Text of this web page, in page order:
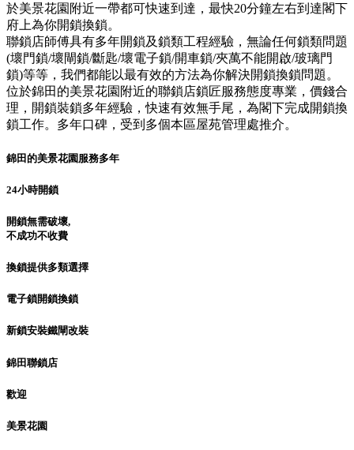
於美景花園附近一帶都可快速到達，最快20分鐘左右到達閣下
府上為你開鎖換鎖。
聯鎖店師傅具有多年開鎖及鎖類工程經驗，無論任何鎖類問題
(壞門鎖/壞閘鎖/斷匙/壞電子鎖/開車鎖/夾萬不能開啟/玻璃門
鎖)等等，我們都能以最有效的方法為你解決開鎖換鎖問題。
位於錦田的美景花園附近的聯鎖店鎖匠服務態度專業，價錢合
理，開鎖裝鎖多年經驗，快速有效無手尾，為閣下完成開鎖換
鎖工作。多年口碑，受到多個本區屋苑管理處推介。
錦田的美景花園服務多年
24小時開鎖
開鎖無需破壞,
不成功不收費
換鎖提供多類選擇
電子鎖開鎖換鎖
新鎖安裝鐵閘改裝
錦田聯鎖店
歡迎
美景花園